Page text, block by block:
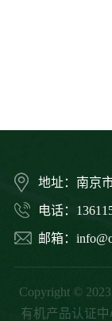
地址：南京
电话：
邮箱：
Copyright ©
有机产品认证